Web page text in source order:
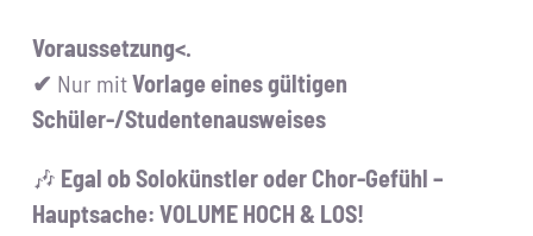
Voraussetzung<.
✔ Nur mitVorlage eines gültigen
Schüler-/Studentenausweises
🎶 Egal ob Solokünstler oder Chor-Gefühl –
Hauptsache: VOLUME HOCH & LOS!